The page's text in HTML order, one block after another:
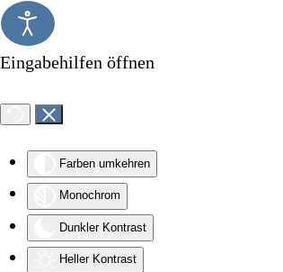
Eingabehilfen öffnen
Farben umkehren
Monochrom
Dunkler Kontrast
Heller Kontrast